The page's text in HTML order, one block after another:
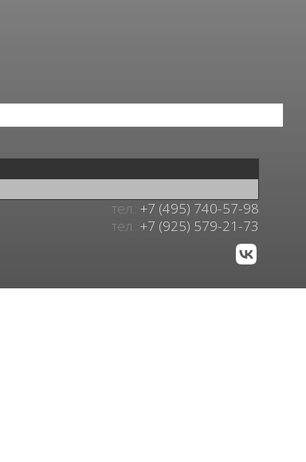
тел.: +7 (495) 740-57-98
тел.: +7 (925) 579-21-73